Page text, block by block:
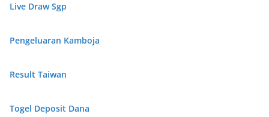
Live Draw Sgp
Pengeluaran Kamboja
Result Taiwan
Togel Deposit Dana